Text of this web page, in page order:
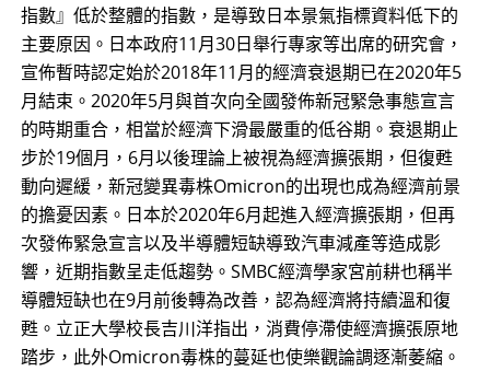
指數』低於整體的指數，是導致日本景氣指標資料低下的
主要原因。日本政府11月30日舉行專家等出席的研究會，
宣佈暫時認定始於2018年11月的經濟衰退期已在2020年5
月結束。2020年5月與首次向全國發佈新冠緊急事態宣言
的時期重合，相當於經濟下滑最嚴重的低谷期。衰退期止
步於19個月，6月以後理論上被視為經濟擴張期，但復甦
動向遲緩，新冠變異毒株Omicron的出現也成為經濟前景
的擔憂因素。日本於2020年6月起進入經濟擴張期，但再
次發佈緊急宣言以及半導體短缺導致汽車減產等造成影
響，近期指數呈走低趨勢。SMBC經濟學家宮前耕也稱半
導體短缺也在9月前後轉為改善，認為經濟將持續溫和復
甦。立正大學校長吉川洋指出，消費停滯使經濟擴張原地
踏步，此外Omicron毒株的蔓延也使樂觀論調逐漸萎縮。